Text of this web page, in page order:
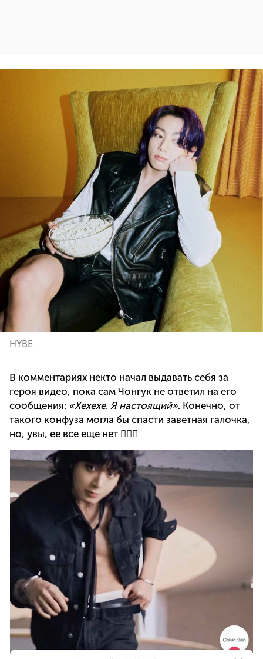
HYBE
В комментариях некто начал выдавать себя за
героя видео, пока сам Чонгук не ответил на его
сообщения: «Хехехе. Я настоящий». Конечно, от
такого конфуза могла бы спасти заветная галочка,
но, увы, ее все еще нет 🤷🏻‍♀️